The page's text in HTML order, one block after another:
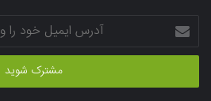
آدرس
ایمیل
خود
وارد